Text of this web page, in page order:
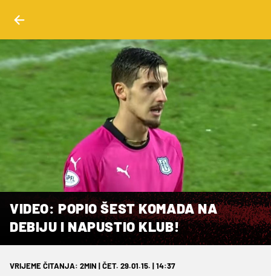
VIDEO: POPIO ŠEST KOMADA NA
DEBIJU I NAPUSTIO KLUB!
VRIJEME ČITANJA: 2MIN | ČET. 29.01.15. | 14:37